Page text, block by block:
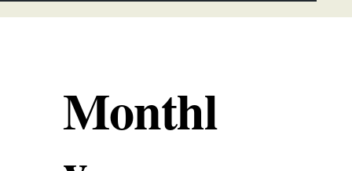
Monthl